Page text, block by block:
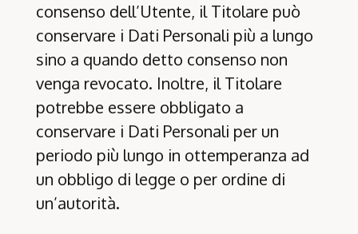
consenso dell’Utente, il Titolare può
conservare i Dati Personali più a lungo
sino a quando detto consenso non
venga revocato. Inoltre, il Titolare
potrebbe essere obbligato a
conservare i Dati Personali per un
periodo più lungo in ottemperanza ad
un obbligo di legge o per ordine di
un’autorità.